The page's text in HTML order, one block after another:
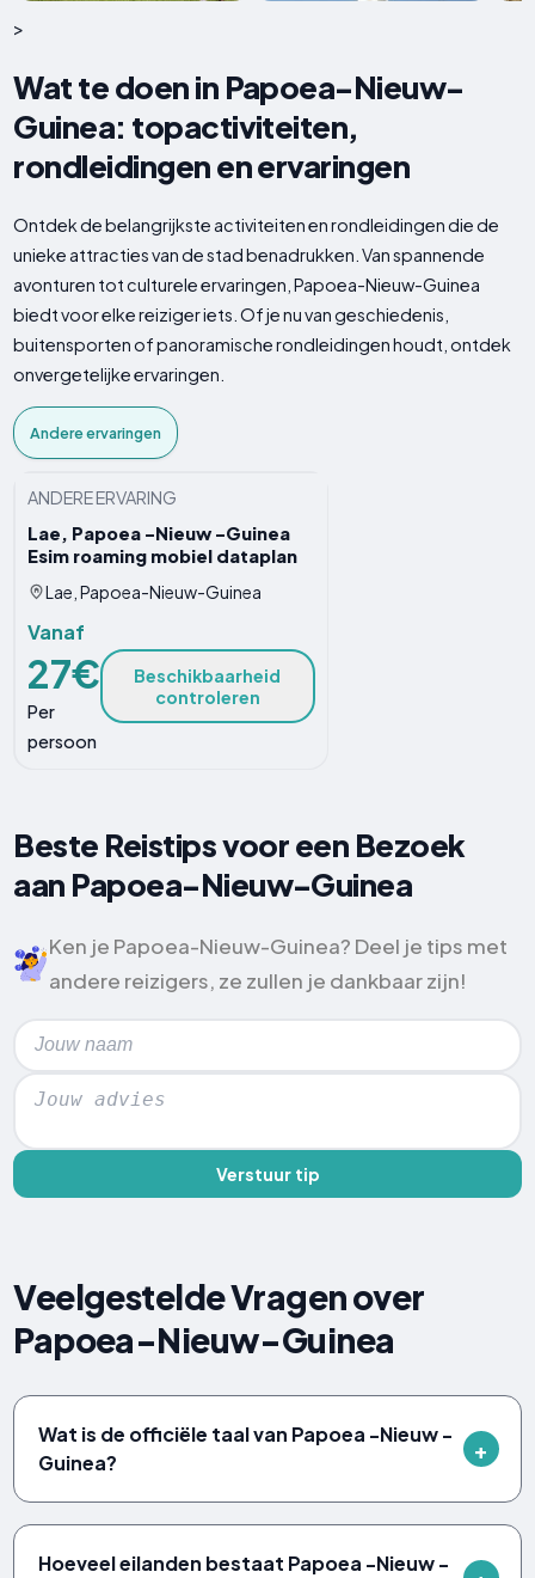
>
Wat te doen in Papoea-Nieuw-
Guinea: topactiviteiten,
rondleidingen en ervaringen
Ontdek de belangrijkste activiteiten en rondleidingen die de
unieke attracties van de stad benadrukken. Van spannende
avonturen tot culturele ervaringen, Papoea-Nieuw-Guinea
biedt voor elke reiziger iets. Of je nu van geschiedenis,
buitensporten of panoramische rondleidingen houdt, ontdek
onvergetelijke ervaringen.
Andere ervaringen
ANDERE ERVARING
Lae, Papoea -Nieuw -Guinea
Esim roaming mobiel dataplan
Lae, Papoea-Nieuw-Guinea
Vanaf
27€
Per
persoon
Beschikbaarheid
controleren
Beste Reistips voor een Bezoek
aan Papoea-Nieuw-Guinea
Ken je Papoea-Nieuw-Guinea? Deel je tips met
andere reizigers, ze zullen je dankbaar zijn!
Verstuur tip
Veelgestelde Vragen over
Papoea-Nieuw-Guinea
Wat is de officiële taal van Papoea -Nieuw -
Guinea?
Hoeveel eilanden bestaat Papoea -Nieuw -